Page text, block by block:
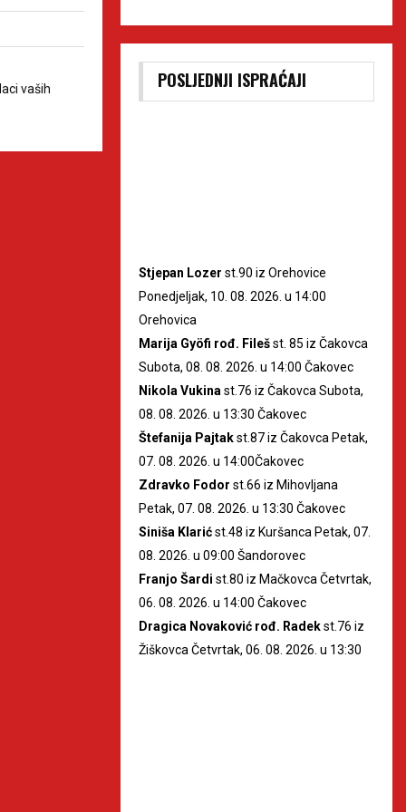
vaših
POSLJEDNJI ISPRAĆAJI
Stjepan Lozer st.90 iz Orehovice
Ponedjeljak, 10. 08. 2026. u 14:00
Orehovica
Marija Gyöfi rođ. Filešst. 85 iz Čakovca
Subota, 08. 08. 2026. u 14:00 Čakovec
Nikola Vukina st.76 iz Čakovca Subota,
08. 08. 2026. u 13:30 Čakovec
Štefanija Pajtakst.87 iz Čakovca Petak,
07. 08. 2026. u 14:00Čakovec
Zdravko Fodor st.66 iz Mihovljana
Petak, 07. 08. 2026. u 13:30 Čakovec
Siniša Klarićst.48 iz Kuršanca Petak, 07.
08. 2026. u 09:00 Šandorovec
Franjo Šardi st.80 iz Mačkovca Četvrtak,
06. 08. 2026. u 14:00 Čakovec
Dragica Novaković rođ. Radekst.76 iz
Žiškovca Četvrtak, 06. 08. 2026. u 13:30